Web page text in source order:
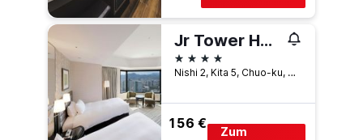
Jr Tower Hotel Nikko Sapporo
4 Sterne
Nishi 2, Kita 5, Chuo-ku, Sapporo, Japan
156 €
Zum